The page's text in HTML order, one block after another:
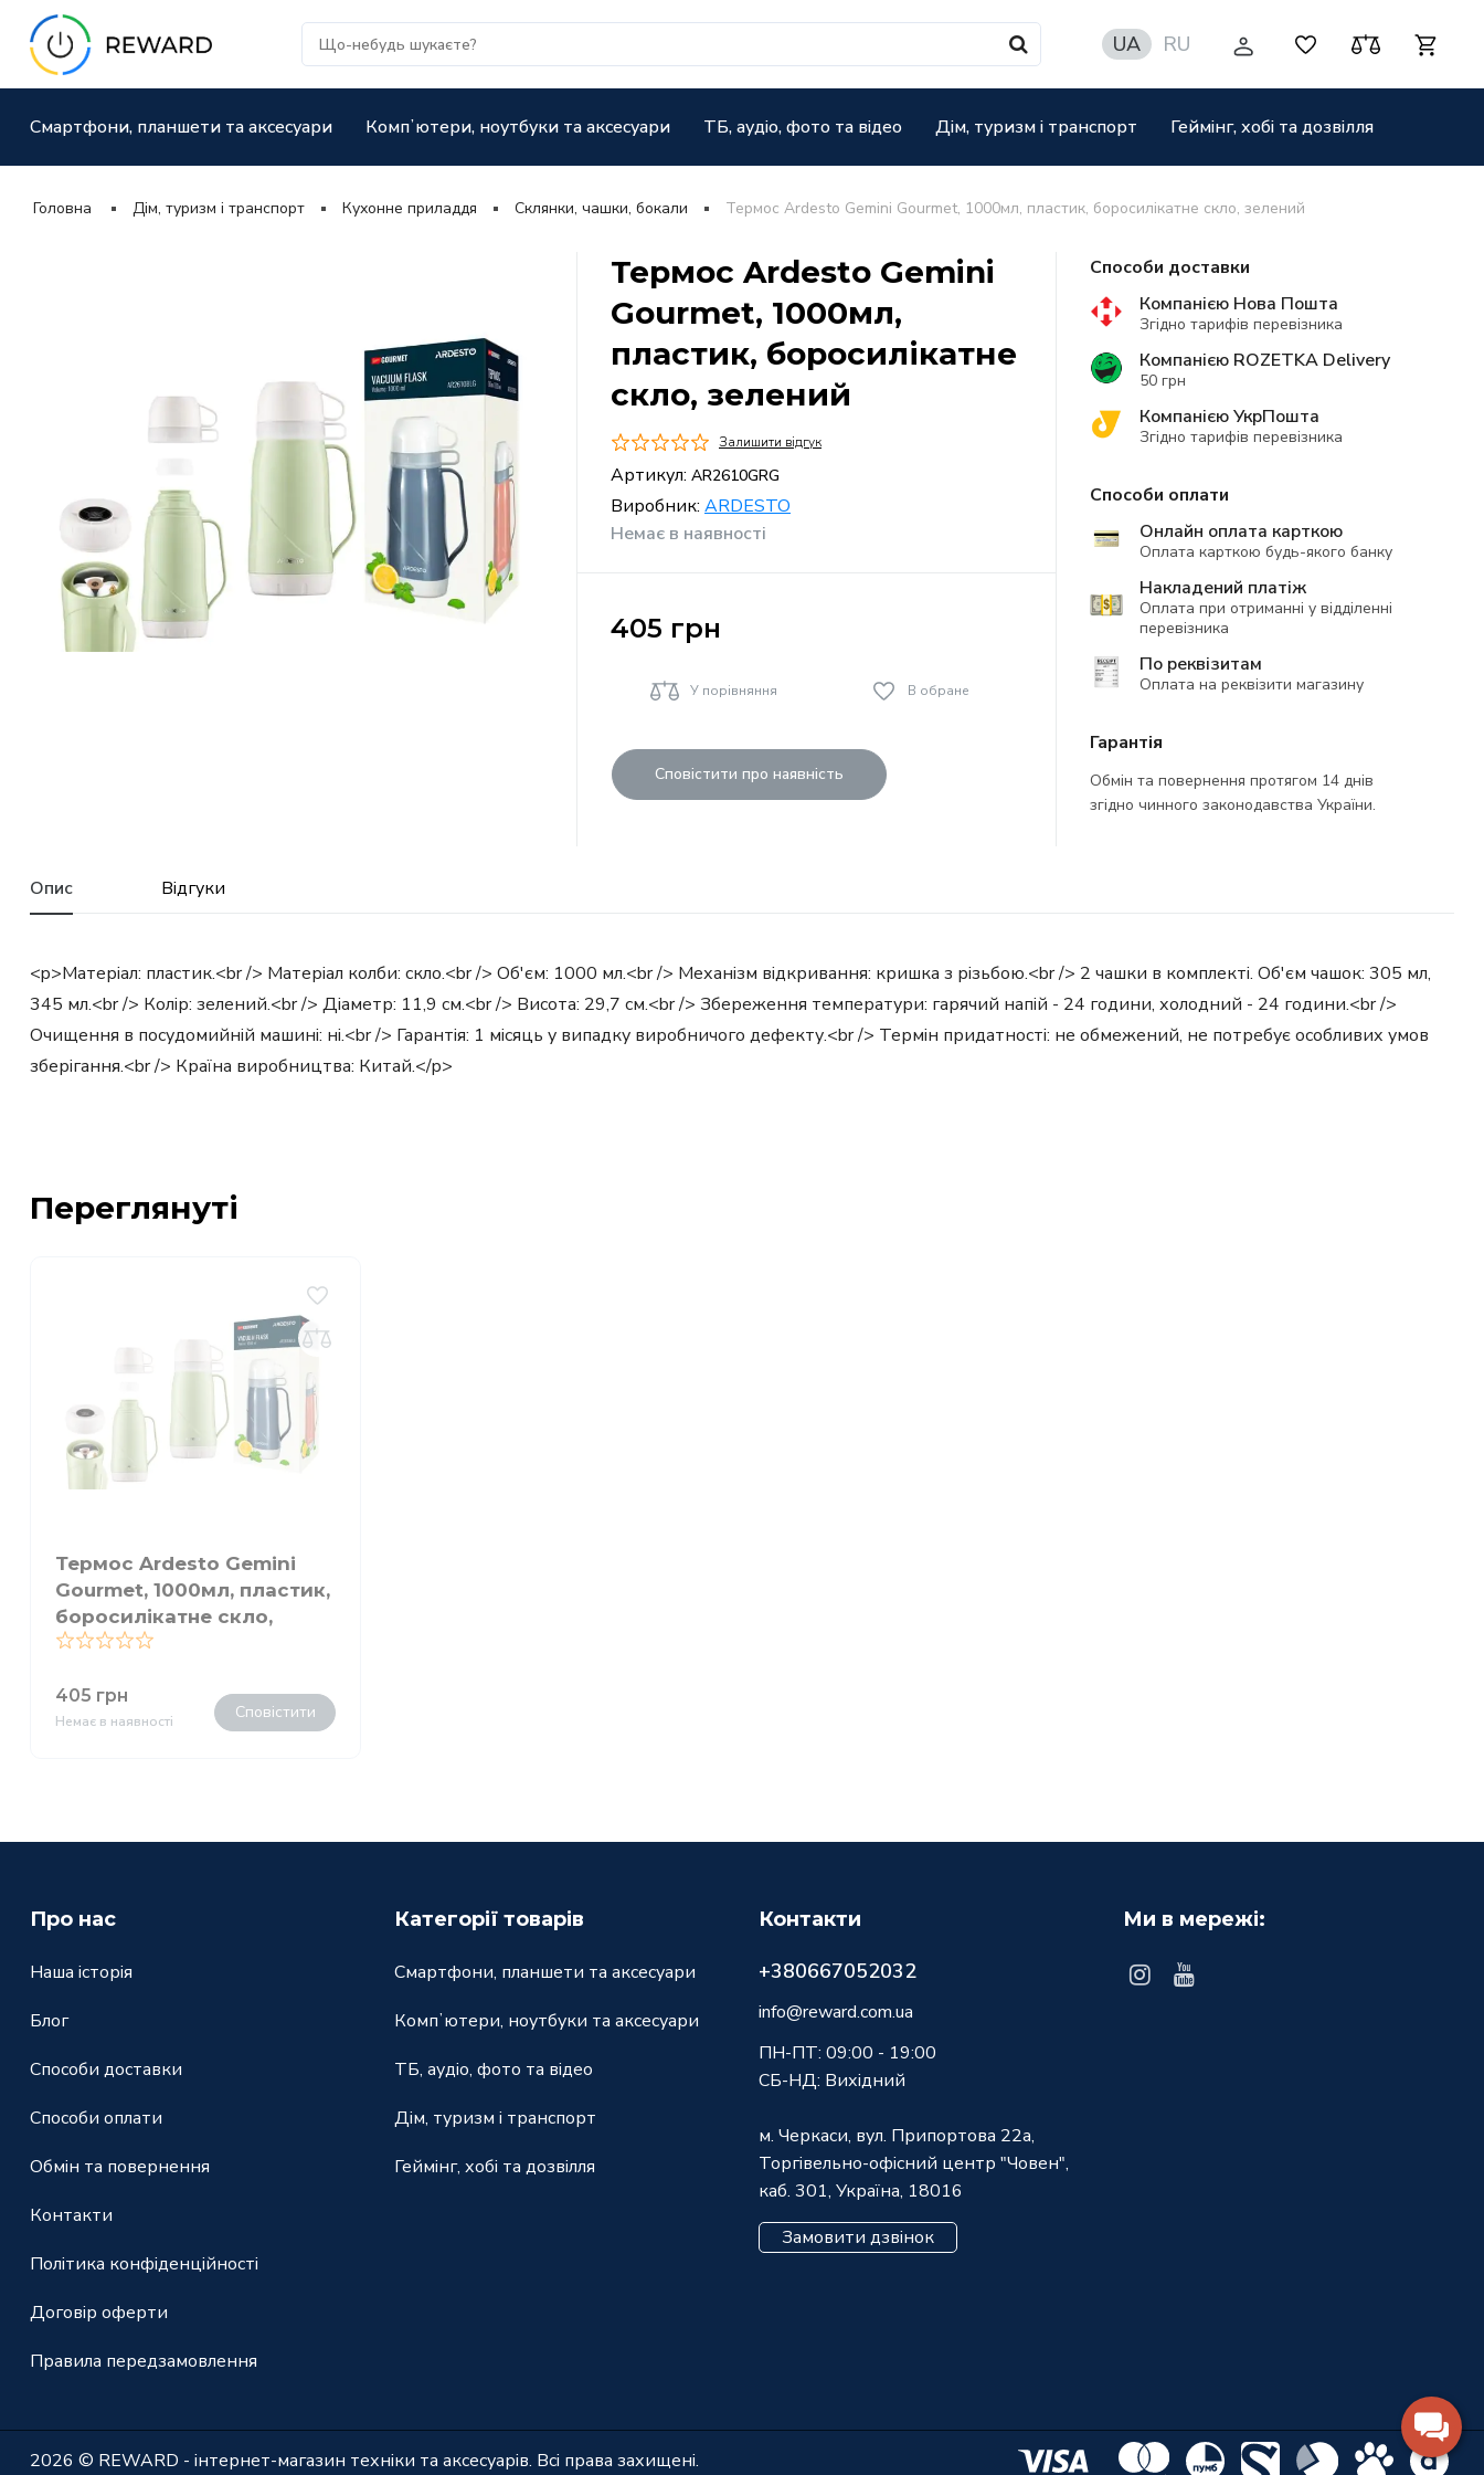
UA RU
Смартфони, планшети та аксесуари Компʼютери, ноутбуки та аксесуари ТБ, аудіо, фото та відео Дім, туризм і транспорт Геймінг, хобі та дозвілля
Головна Дім, туризм і транспорт Кухонне приладдя Склянки, чашки, бокали Термос Ardesto Gemini Gourmet, 1000мл, пластик, боросилікатне скло, зелений
Термос Ardesto Gemini
Gourmet, 1000мл,
пластик, боросилікатне
скло, зелений
Залишити відгук
Артикул: AR2610GRG
Виробник: ARDESTO
Немає в наявності
405 грн
У порівняння В обране
Сповістити про наявність
Способи доставки
Компанією Нова Пошта
Згідно тарифів перевізника
Компанією ROZETKA Delivery
50 грн
Компанією УкрПошта
Згідно тарифів перевізника
Способи оплати
Онлайн оплата карткою
Оплата карткою будь-якого банку
Накладений платіж
Оплата при отриманні у відділенні
перевізника
По реквізитам
Оплата на реквізити магазину
Гарантія
Обмін та повернення протягом 14 днів
згідно чинного законодавства України.
Опис Відгуки
<p>Матеріал: пластик.<br /> Матеріал колби: скло.<br /> Об'єм: 1000 мл.<br /> Механізм відкривання: кришка з різьбою.<br /> 2 чашки в комплекті. Об'єм чашок: 305 мл,
345 мл.<br /> Колір: зелений.<br /> Діаметр: 11,9 см.<br /> Висота: 29,7 см.<br /> Збереження температури: гарячий напій - 24 години, холодний - 24 години.<br />
Очищення в посудомийній машині: ні.<br /> Гарантія: 1 місяць у випадку виробничого дефекту.<br /> Термін придатності: не обмежений, не потребує особливих умов
зберігання.<br /> Країна виробництва: Китай.</p>
Переглянуті
Термос Ardesto Gemini
Gourmet, 1000мл, пластик,
боросилікатне скло,
зелений
405 грн
Немає в наявності Сповістити
Про нас
Наша історія
Блог
Способи доставки
Способи оплати
Обмін та повернення
Контакти
Політика конфіденційності
Договір оферти
Правила передзамовлення
Категорії товарів
Смартфони, планшети та аксесуари
Компʼютери, ноутбуки та аксесуари
ТБ, аудіо, фото та відео
Дім, туризм і транспорт
Геймінг, хобі та дозвілля
Контакти
+380667052032
info@reward.com.ua
ПН-ПТ: 09:00 - 19:00
СБ-НД: Вихідний
м. Черкаси, вул. Припортова 22а,
Торгівельно-офісний центр "Човен",
каб. 301, Україна, 18016
Замовити дзвінок
Ми в мережі:
2026 © REWARD - інтернет-магазин техніки та аксесуарів. Всі права захищені.